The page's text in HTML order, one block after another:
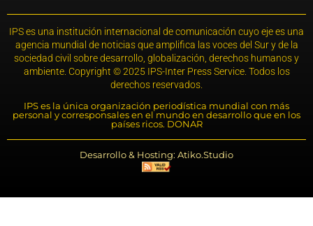
IPS es una institución internacional de comunicación cuyo eje es una
agencia mundial de noticias que amplifica las voces del Sur y de la
sociedad civil sobre desarrollo, globalización, derechos humanos y
ambiente. Copyright © 2025 IPS-Inter Press Service. Todos los
derechos reservados.
IPS es la única organización periodística mundial con más
personal y corresponsales en el mundo en desarrollo que en los
países ricos. DONAR
Desarrollo & Hosting: Atiko.Studio